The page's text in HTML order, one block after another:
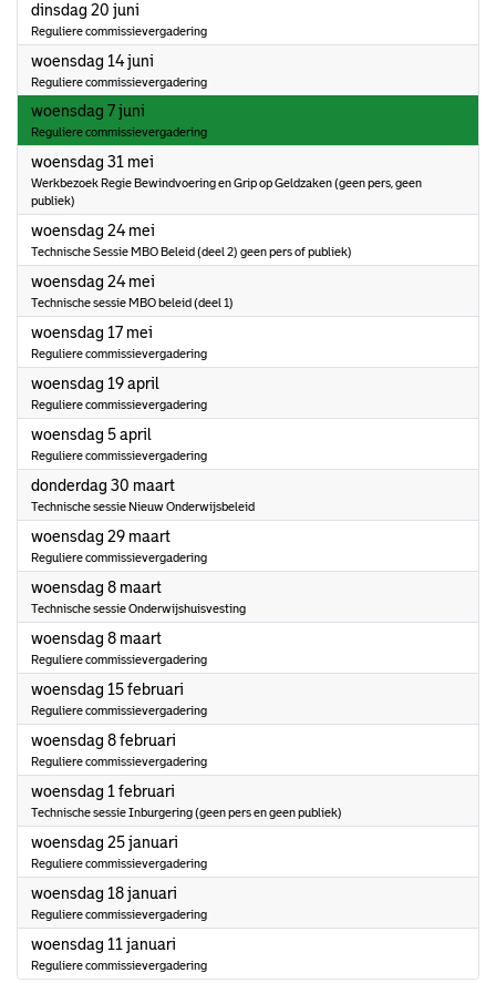
dinsdag 20 juni
Reguliere commissievergadering
woensdag 14 juni
Reguliere commissievergadering
woensdag 7 juni
Reguliere commissievergadering
woensdag 31 mei
Werkbezoek Regie Bewindvoering en Grip op Geldzaken (geen pers, geen
publiek)
woensdag 24 mei
Technische Sessie MBO Beleid (deel 2) geen pers of publiek)
woensdag 24 mei
Technische sessie MBO beleid (deel 1)
woensdag 17 mei
Reguliere commissievergadering
woensdag 19 april
Reguliere commissievergadering
woensdag 5 april
Reguliere commissievergadering
donderdag 30 maart2023
Technische sessie Nieuw Onderwijsbeleid
woensdag 29 maart2023
Reguliere commissievergadering
woensdag 8 maart2023
Technische sessie Onderwijshuisvesting
woensdag 8 maart2023
Reguliere commissievergadering
woensdag 15 februari
Reguliere commissievergadering
woensdag 8 februari
Reguliere commissievergadering
woensdag 1 februari
Technische sessie Inburgering (geen pers en geen publiek)
woensdag 25 januari
Reguliere commissievergadering
woensdag 18 januari
Reguliere commissievergadering
woensdag 11 januari
Reguliere commissievergadering